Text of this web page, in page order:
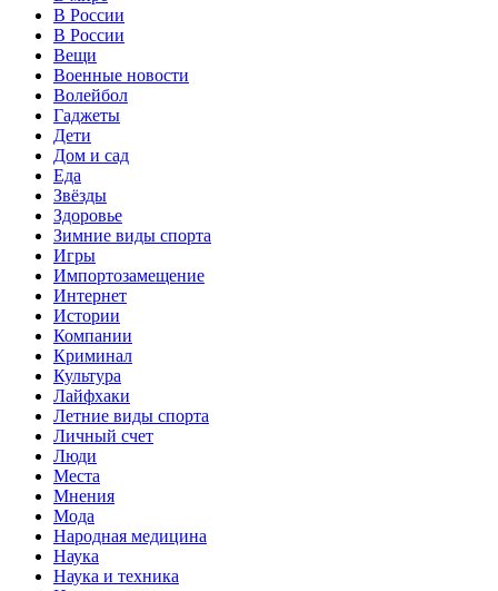
В России
В России
Вещи
Военные новости
Волейбол
Гаджеты
Дети
Дом и сад
Еда
Звёзды
Здоровье
Зимние виды спорта
Игры
Импортозамещение
Интернет
Истории
Компании
Криминал
Культура
Лайфхаки
Летние виды спорта
Личный счет
Люди
Места
Мнения
Мода
Народная медицина
Наука
Наука и техника